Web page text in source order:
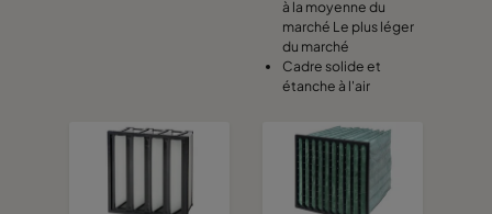
à la moyenne du
marché Le plus léger
du marché
Cadre solide et
étanche à l'air